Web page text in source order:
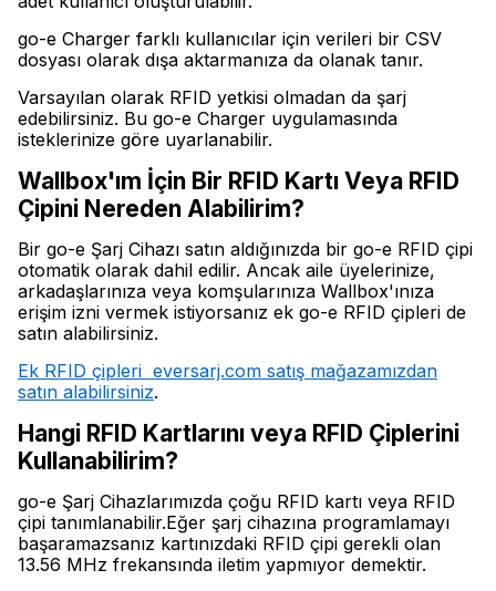
go-e Charger farklı kullanıcılar için verileri bir CSV
dosyası olarak dışa aktarmanıza da olanak tanır.
Varsayılan olarak RFID yetkisi olmadan da şarj
edebilirsiniz. Bu go-e Charger uygulamasında
isteklerinize göre uyarlanabilir.
Wallbox'ım İçin Bir RFID Kartı Veya RFID
Çipini Nereden Alabilirim?
Bir go-e Şarj Cihazı satın aldığınızda bir go-e RFID çipi
otomatik olarak dahil edilir. Ancak aile üyelerinize,
arkadaşlarınıza veya komşularınıza Wallbox'ınıza
erişim izni vermek istiyorsanız ek go-e RFID çipleri de
satın alabilirsiniz.
Ek RFID çipleri eversarj.com satış mağazamızdan
satın alabilirsiniz.
Hangi RFID Kartlarını veya RFID Çiplerini
Kullanabilirim?
go-e Şarj Cihazlarımızda çoğu RFID kartı veya RFID
çipi tanımlanabilir.Eğer şarj cihazına programlamayı
başaramazsanız kartınızdaki RFID çipi gerekli olan
13.56 MHz frekansında iletim yapmıyor demektir.